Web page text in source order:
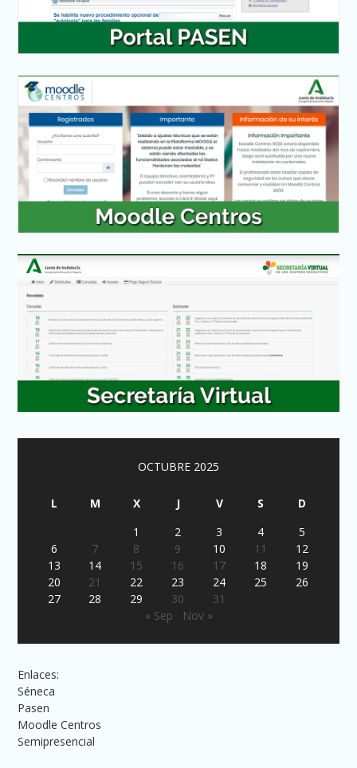
OCTUBRE 2025
L M X J V S
D
1
2 3 4
5
6
7 8 9 10 11
12
13
14 15 16 17 18
19
20
21 22 23 24 25
26
27
28 29 30
31
« Sep
Nov »
Enlaces:
Séneca
Pasen
Moodle Centros
Semipresencial